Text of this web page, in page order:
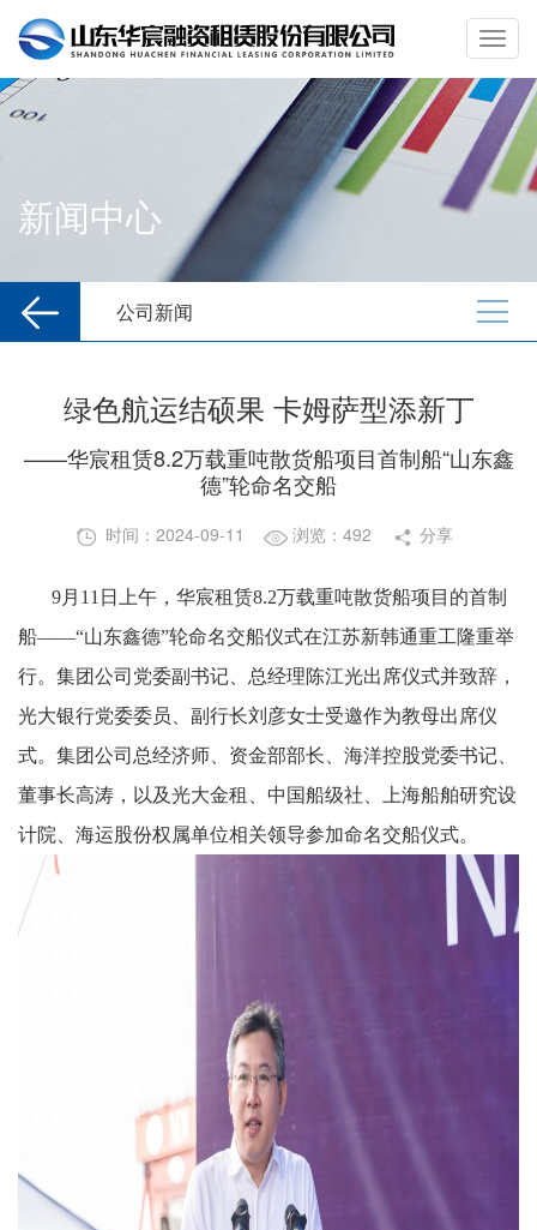
新闻中心
公司新闻
绿色航运结硕果 卡姆萨型添新丁
——华宸租赁8.2万载重吨散货船项目首制船“山东鑫
德”轮命名交船
时间：2024-09-11 浏览：492 分享
9月11日上午，华宸租赁8.2万载重吨散货船项目的首制
船——“山东鑫德”轮命名交船仪式在江苏新韩通重工隆重举
行。集团公司党委副书记、总经理陈江光出席仪式并致辞，
光大银行党委委员、副行长刘彦女士受邀作为教母出席仪
式。集团公司总经济师、资金部部长、海洋控股党委书记、
董事长高涛，以及光大金租、中国船级社、上海船舶研究设
计院、海运股份权属单位相关领导参加命名交船仪式。